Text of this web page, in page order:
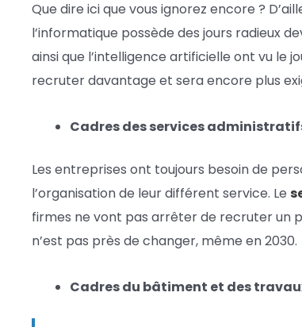
Que dire ici que vous ignorez encore ?
l’informatique possède des jours radieux
ainsi que l’intelligence artificielle ont vu le
recruter davantage et sera encore plus
Cadres des services
Les entreprises ont toujours besoin de
l’organisation de leur différent service. Le
firmes ne vont pas arrêter de recruter un
n’est pas près de changer, même en 2030.
Cadres du bâtiment et des